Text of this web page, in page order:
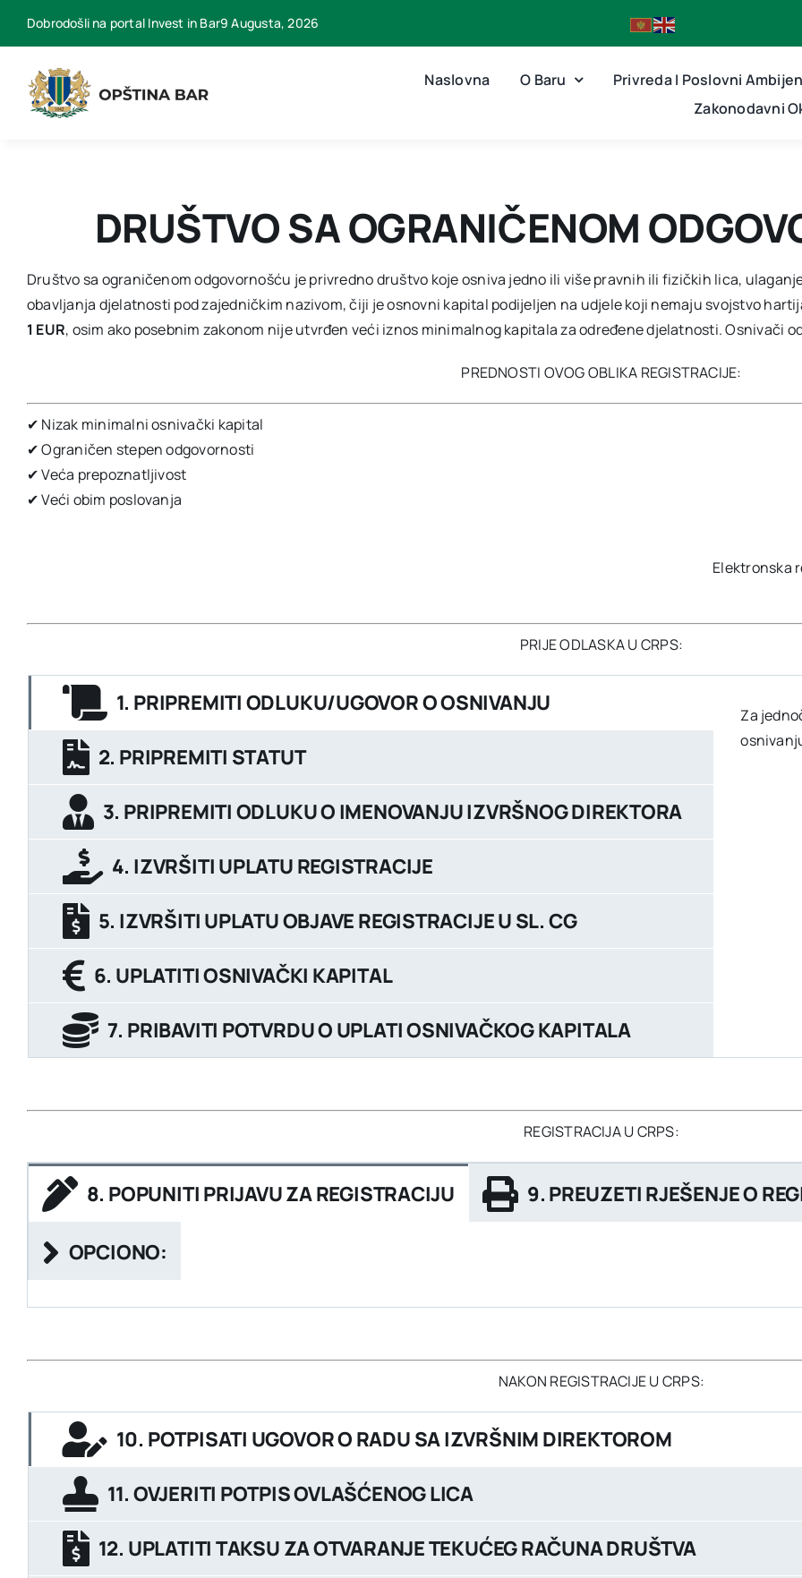
Dobrodošli na portal Invest in Bar9 Augusta, 2026
Naslovna O Baru Privreda I Poslovni
Zakonodavni
DRUŠTVO SA OGRANIČENOM
Društvo sa ograničenom odgovornošću je privredno društvo koje osniva jedno ili više pravnih ili fizičkih lica,
obavljanja djelatnosti pod zajedničkim nazivom, čiji je osnovni kapital podijeljen na udjele koji nemaju svojstvo
1 EUR, osim ako posebnim zakonom nije utvrđen veći iznos minimalnog kapitala za određene djelatnosti. Osnivači
PREDNOSTI OVOG OBLIKA REGISTRACIJE:
✔ Nizak minimalni osnivački kapital
✔ Ograničen stepen odgovornosti
✔ Veća prepoznatljivost
✔ Veći obim poslovanja
Elektronska
PRIJE ODLASKA U CRPS:
1. PRIPREMITI ODLUKU/UGOVOR O OSNIVANJU
2. PRIPREMITI STATUT
3. PRIPREMITI ODLUKU O IMENOVANJU IZVRŠNOG DIREKTORA
4. IZVRŠITI UPLATU REGISTRACIJE
5. IZVRŠITI UPLATU OBJAVE REGISTRACIJE U SL. CG
6. UPLATITI OSNIVAČKI KAPITAL
7. PRIBAVITI POTVRDU O UPLATI OSNIVAČKOG KAPITALA
Za
REGISTRACIJA U CRPS:
8. POPUNITI PRIJAVU ZA REGISTRACIJU 9. PREUZETI RJEŠENJE O
OPCIONO:
NAKON REGISTRACIJE U CRPS:
10. POTPISATI UGOVOR O RADU SA IZVRŠNIM DIREKTOROM
11. OVJERITI POTPIS OVLAŠĆENOG LICA
12. UPLATITI TAKSU ZA OTVARANJE TEKUĆEG RAČUNA DRUŠTVA